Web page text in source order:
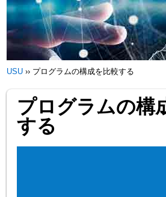
USU ›› プログラムの構成を比較する
プログラムの構
する